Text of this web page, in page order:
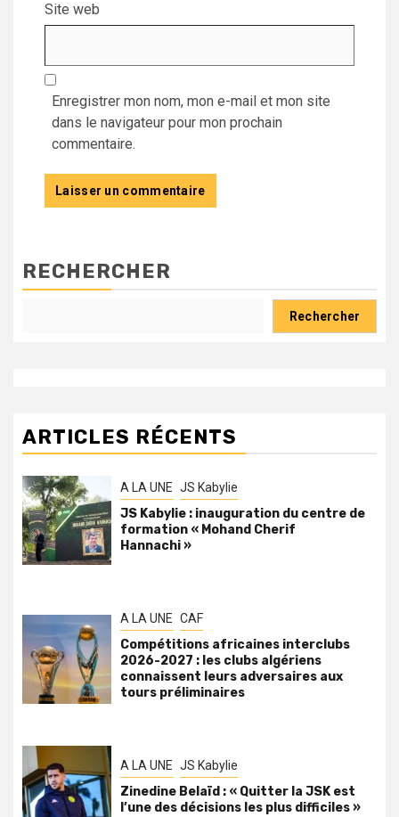
Site web
Enregistrer mon nom, mon e-mail et mon site
dans le navigateur pour mon prochain
commentaire.
RECHERCHER
Rechercher
ARTICLES RÉCENTS
A LA UNE JS Kabylie
JS Kabylie : inauguration du centre de
formation « Mohand Cherif
Hannachi »
A LA UNE CAF
Compétitions africaines interclubs
2026-2027 : les clubs algériens
connaissent leurs adversaires aux
tours préliminaires
A LA UNE JS Kabylie
Zinedine Belaïd : « Quitter la JSK est
l’une des décisions les plus difficiles »